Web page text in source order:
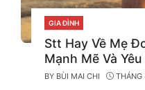
CATEGORIES
GIA ĐÌNH
Stt Hay Về Mẹ
Mạnh Mẽ Và
BY BÙI MAI CHI